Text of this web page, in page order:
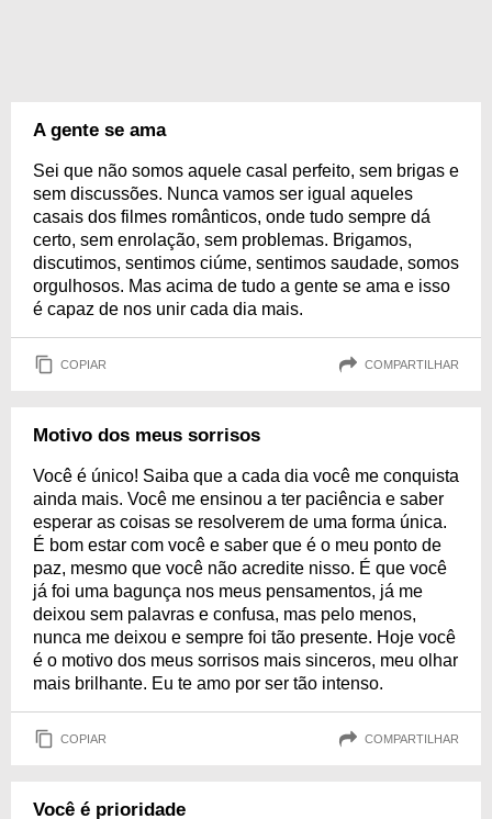
A gente se ama
Sei que não somos aquele casal perfeito, sem brigas e
sem discussões. Nunca vamos ser igual aqueles
casais dos filmes românticos, onde tudo sempre dá
certo, sem enrolação, sem problemas. Brigamos,
discutimos, sentimos ciúme, sentimos saudade, somos
orgulhosos. Mas acima de tudo a gente se ama e isso
é capaz de nos unir cada dia mais.
COPIAR COMPARTILHAR
Motivo dos meus sorrisos
Você é único! Saiba que a cada dia você me conquista
ainda mais. Você me ensinou a ter paciência e saber
esperar as coisas se resolverem de uma forma única.
É bom estar com você e saber que é o meu ponto de
paz, mesmo que você não acredite nisso. É que você
já foi uma bagunça nos meus pensamentos, já me
deixou sem palavras e confusa, mas pelo menos,
nunca me deixou e sempre foi tão presente. Hoje você
é o motivo dos meus sorrisos mais sinceros, meu olhar
mais brilhante. Eu te amo por ser tão intenso.
COPIAR COMPARTILHAR
Você é prioridade